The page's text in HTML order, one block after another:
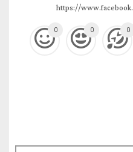
https://
0 0 0